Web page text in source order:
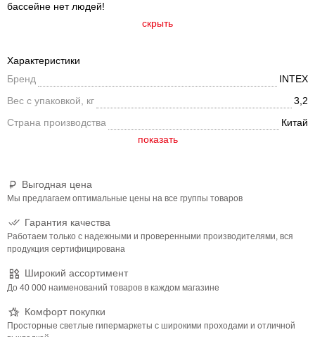
бассейне нет людей!
скрыть
Выгодная цена
Мы предлагаем оптимальные цены на все группы товаров
Гарантия качества
Работаем только с надежными и проверенными производителями, вся
продукция сертифицирована
Широкий ассортимент
До 40 000 наименований товаров в каждом магазине
Комфорт покупки
Просторные светлые гипермаркеты с широкими проходами и отличной
Характеристики
Бренд
INTEX
Вес с упаковкой, кг
3,2
Страна производства
Китай